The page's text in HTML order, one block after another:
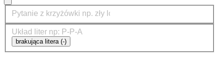
brakująca litera (-)